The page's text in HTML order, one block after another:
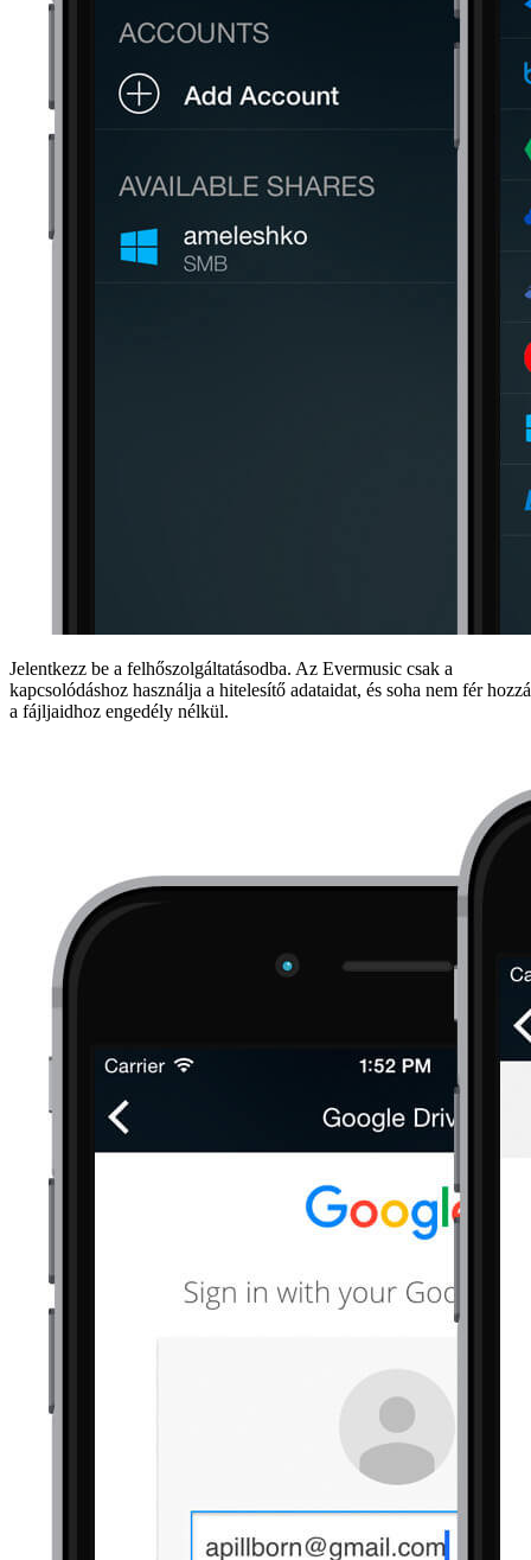
Jelentkezz be a felhőszolgáltatásodba. Az Evermusic csak a
kapcsolódáshoz használja a hitelesítő adataidat, és soha nem fér hozzá
a fájljaidhoz engedély nélkül.